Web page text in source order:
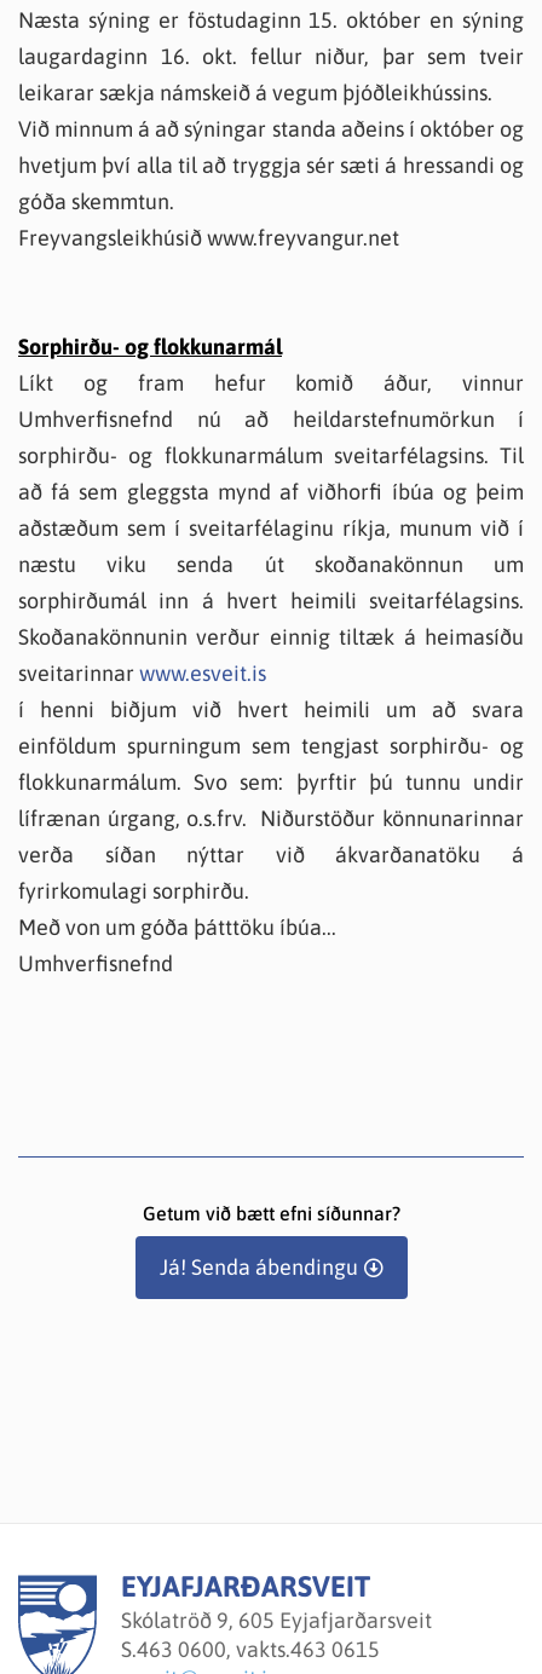
Næsta sýning er föstudaginn 15. október en sýning
laugardaginn 16. okt. fellur niður, þar sem tveir
leikarar sækja námskeið á vegum þjóðleikhússins.
Við minnum á að sýningar standa aðeins í október og
hvetjum því alla til að tryggja sér sæti á hressandi og
góða skemmtun.
Freyvangsleikhúsið www.freyvangur.net
Sorphirðu- og flokkunarmál
Líkt og fram hefur komið áður, vinnur
Umhverfisnefnd nú að heildarstefnumörkun í
sorphirðu- og flokkunarmálum sveitarfélagsins. Til
að fá sem gleggsta mynd af viðhorfi íbúa og þeim
aðstæðum sem í sveitarfélaginu ríkja, munum við í
næstu viku senda út skoðanakönnun um
sorphirðumál inn á hvert heimili sveitarfélagsins.
Skoðanakönnunin verður einnig tiltæk á heimasíðu
sveitarinnarwww.esveit.is
í henni biðjum við hvert heimili um að svara
einföldum spurningum sem tengjast sorphirðu- og
flokkunarmálum. Svo sem: þyrftir þú tunnu undir
lífrænan úrgang, o.s.frv. Niðurstöður könnunarinnar
verða síðan nýttar við ákvarðanatöku á
fyrirkomulagi sorphirðu.
Með von um góða þátttöku íbúa...
Umhverfisnefnd
Getum við bætt efni síðunnar?
Já! Senda ábendingu
EYJAFJARÐARSVEIT
Skólatröð 9, 605 Eyjafjarðarsveit
S.463 0600, vakts.463 0615